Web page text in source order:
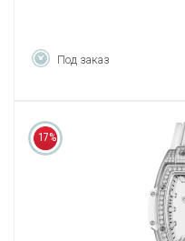
Под заказ
17%